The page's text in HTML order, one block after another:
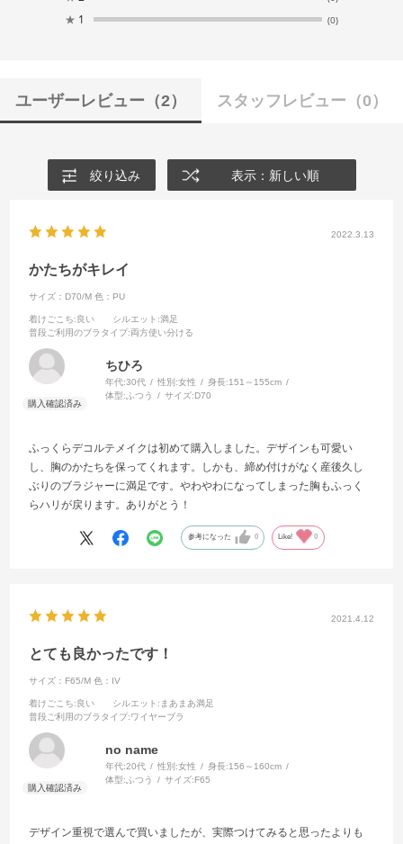
★ 1 (0)
ユーザーレビュー （2） スタッフレビュー （0）
絞り込み 表示：新しい順
2022.3.13
かたちがキレイ
サイズ：D70/M 色：PU
着けごこち:良い シルエット :満足
普段ご利用のブラタイプ:両方使い分ける
ちひろ
年代:30代 性別:女性 身長:151～155cm
体型: ふつう サイズ:D70
ふっくらデコルテメイクは初めて購入しました。デザインも可愛い
し、胸のかたちを保ってくれます。しかも、締め付けがなく産後久し
ぶりのブラジャーに満足です。やわやわになってしまった胸もふっく
らハリが戻ります。ありがとう！
参考になった 0 Like! 0
2021.4.12
とても良かったです！
サイズ：F65/M 色：IV
着けごこち:良い シルエット :まあまあ満足
普段ご利用のブラタイプ:ワイヤーブラ
no name
年代:20代 性別:女性 身長:156～160cm
体型:ふつう サイズ:F65
デザイン重視で選んで買いましたが、実際つけてみると思ったよりも